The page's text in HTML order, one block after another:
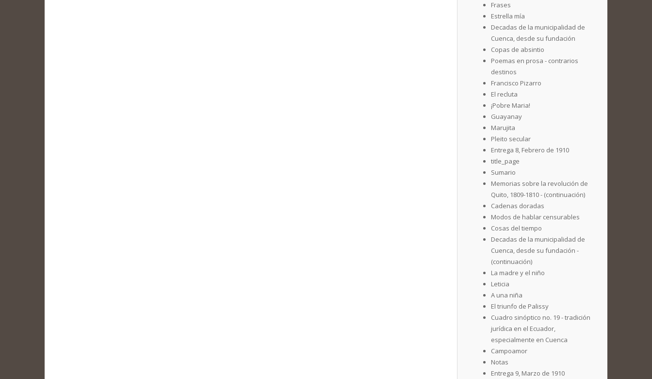
Frases
Estrella mía
Decadas de la municipalidad de
Cuenca, desde su fundación
Copas de absintio
Poemas en prosa - contrarios
destinos
Francisco Pizarro
El recluta
¡Pobre Maria!
Guayanay
Marujita
Pleito secular
Entrega 8, Febrero de 1910
title_page
Sumario
Memorias sobre la revolución de
Quito, 1809-1810 - (continuación)
Cadenas doradas
Modos de hablar censurables
Cosas del tiempo
Decadas de la municipalidad de
Cuenca, desde su fundación -
(continuación)
La madre y el niño
Leticia
A una niña
El triunfo de Palissy
Cuadro sinóptico no. 19 - tradición
jurídica en el Ecuador,
especialmente en Cuenca
Campoamor
Notas
Entrega 9, Marzo de 1910